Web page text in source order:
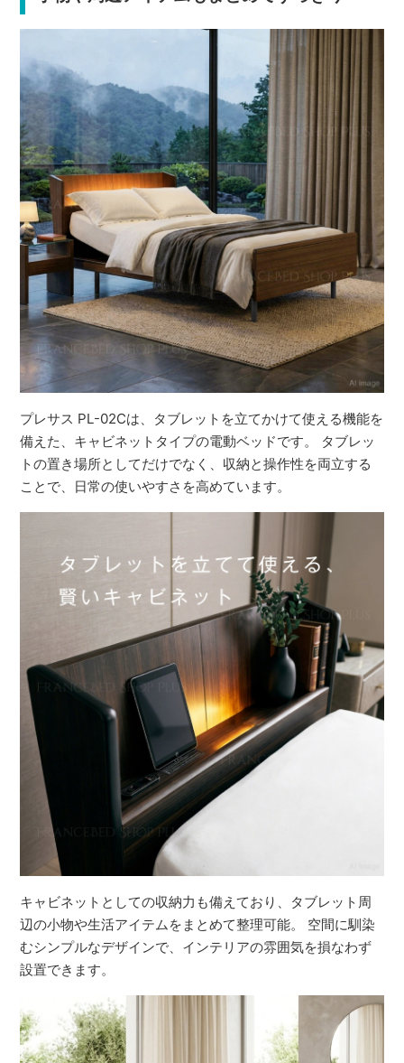
プレサス PL-02Cは、タブレットを立てかけて使える機能を
備えた、キャビネットタイプの電動ベッドです。 タブレッ
トの置き場所としてだけでなく、収納と操作性を両立する
ことで、日常の使いやすさを高めています。
キャビネットとしての収納力も備えており、タブレット周
辺の小物や生活アイテムをまとめて整理可能。 空間に馴染
むシンプルなデザインで、インテリアの雰囲気を損なわず
設置できます。